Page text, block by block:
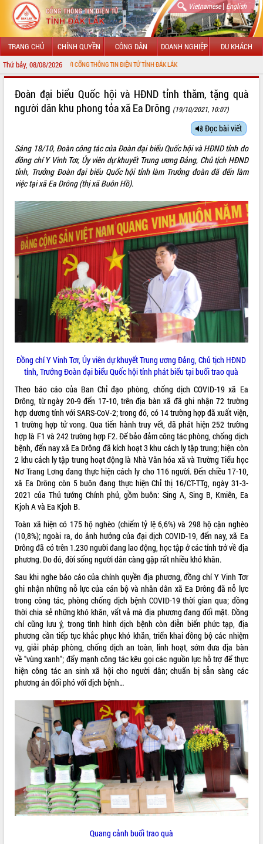
Vietnamese| English
TRANG CHỦ CHÍNH QUYỀN CÔNG DÂN DOANH NGHIỆP DU KHÁCH
Thứ bảy, 08/08/2026
MỪNG ĐẾN VỚI CỔNG THÔNG TIN ĐIỆN TỬ TỈNH ĐẮK LẮK
LÃNH ĐẠO UBND TỈNH
SỞ, BAN, NGÀNH
UBND CÁC XÃ, PHƯỜNG
THÔNG TIN CHỈ ĐẠO ĐIỀU HÀNH
HỆ THỐNG VĂN BẢN
VĂN BẢN HĐND TỈNH
ĐIỂM TIN VĂN BẢN
QUY HOẠCH - KẾ HOẠCH
VIDEO
Loading the player...
Khám bệnh, cấp phát thuốc miễn phí
và tặng quà người dân xã Cư Pui
Hội nghị UBND tỉnh Đắk Lắk thường kỳ
tháng 7/2026
Lễ truy tặng danh hiệu “Bà Mẹ Việt
Nam Anh hùng” và trao Huân chương
Lao động
UBND tỉnh Đắk Lắk triển khai nhiệm
vụ 6 tháng cuối năm 2026
Kỳ họp thứ Hai, Hội đồng nhân dân
tỉnh khóa XI quyết nghị nhiều nội dung
quan trọng
Bí thư Tỉnh ủy Lương Nguyễn Minh
Triết thăm, tặng quà người có công với
cách mạng
Rà soát, hoàn thiện hệ thống thiết chế
văn hóa, thể thao đáp ứng yêu cầu
phát triển mới
Thường trực HĐND tỉnh Đắk Lắk gặp
ALBUM ẢNH
LIÊN KẾT WEB
Đoàn đại biểu Quốc hội và HĐND tỉnh thăm, tặng quà
người dân khu phong tỏa xã Ea Drông (19/10/2021, 10:07)
Đọc bài viết
Sáng 18/10, Đoàn công tác của Đoàn đại biểu Quốc hội và HĐND tỉnh do
đồng chí Y Vinh Tơr, Ủy viên dự khuyết Trung ương Đảng, Chủ tịch HĐND
tỉnh, Trưởng Đoàn đại biểu Quốc hội tỉnh làm Trưởng đoàn đã đến làm
việc tại xã Ea Drông (thị xã Buôn Hồ).
Đồng chí Y Vinh Tơr, Ủy viên dự khuyết Trung ương Đảng, Chủ tịch HĐND
tỉnh, Trưởng Đoàn đại biểu Quốc hội tỉnh phát biểu tại buổi trao quà
Theo báo cáo của Ban Chỉ đạo phòng, chống dịch COVID-19 xã Ea
Drông, từ ngày 20-9 đến 17-10, trên địa bàn xã đã ghi nhận 72 trường
hợp dương tính với SARS-CoV-2; trong đó, có 14 trường hợp đã xuất viện,
1 trường hợp tử vong. Qua tiến hành truy vết, đã phát hiện 252 trường
hợp là F1 và 242 trường hợp F2. Để bảo đảm công tác phòng, chống dịch
bệnh, đến nay xã Ea Drông đã kích hoạt 3 khu cách ly tập trung; hiện còn
2 khu cách ly tập trung hoạt động là Nhà Văn hóa xã và Trường Tiểu học
Nơ Trang Lơng đang thực hiện cách ly cho 116 người. Đến chiều 17-10,
xã Ea Drông còn 5 buôn đang thực hiện Chỉ thị 16/CT-TTg, ngày 31-3-
2021 của Thủ tướng Chính phủ, gồm buôn: Sing A, Sing B, Kmiên, Ea
Kjoh A và Ea Kjoh B.
Toàn xã hiện có 175 hộ nghèo (chiếm tỷ lệ 6,6%) và 298 hộ cận nghèo
(10,8%); ngoài ra, do ảnh hưởng của đại dịch COVID-19, đến nay, xã Ea
Drông đã có trên 1.230 người đang lao động, học tập ở các tỉnh trở về địa
phương. Do đó, đời sống người dân càng gặp rất nhiều khó khăn.
Sau khi nghe báo cáo của chính quyền địa phương, đồng chí Y Vinh Tơr
ghi nhận những nỗ lực của cán bộ và nhân dân xã Ea Drông đã nỗ lực
trong công tác, phòng chống dịch bệnh COVID-19 thời gian qua; đồng
thời chia sẻ những khó khăn, vất vả mà địa phương đang đối mặt. Đồng
chí cũng lưu ý, trong tình hình dịch bệnh còn diễn biến phức tạp, địa
phương cần tiếp tục khắc phục khó khăn, triển khai đồng bộ các nhiệm
vụ, giải pháp phòng, chống dịch an toàn, linh hoạt, sớm đưa địa bàn
về "vùng xanh"; đẩy mạnh công tác kêu gọi các nguồn lực hỗ trợ để thực
hiện công tác an sinh xã hội cho người dân; chuẩn bị sẵn sàng các
phương án đối phó với dịch bệnh…
Quang cảnh buổi trao quà